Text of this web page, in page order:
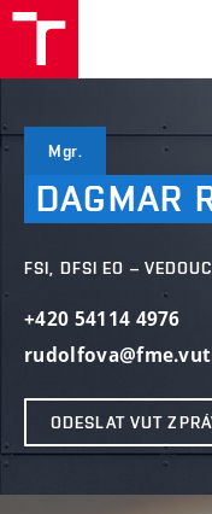
Mgr.
DAGMAR
FSI, DFSI EO –
+420 54114 4976
ODESLAT VUT